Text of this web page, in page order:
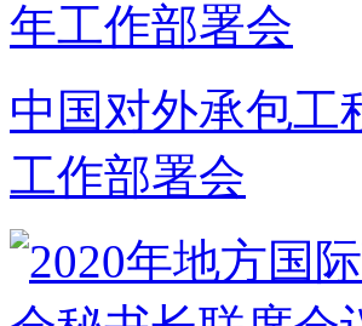
中国对外承包工
工作部署会